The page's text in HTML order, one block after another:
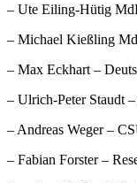
– Ute Eiling-Hütig
– Michael Kießling
– Max Eckhart –
– Ulrich-Peter Staudt
– Andreas Weger –
– Fabian Forster –